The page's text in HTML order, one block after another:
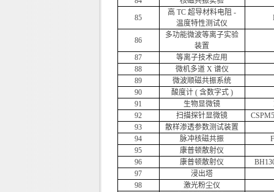
85
高 TC 超导材料电阻 -
温度特性测试仪
86
多功能微波等离子实验
装置
87
等离子技术应用
88
微机多道 X 谱仪
89
微波顺磁共振系统
90
酸度计 ( 含数字式 )
91
生物显微镜
92
扫描探针显微镜
93
散样渗透参数测试装置
94
脉冲核磁共振
95
康普顿散射仪
96
康普顿散射仪
97
浸出塔
98
激光粉尘仪